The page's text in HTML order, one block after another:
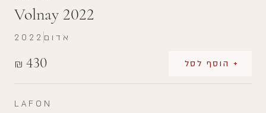
Volnay 2022
₪ 430 + הוסף לסל
2022 אדום
LAFON